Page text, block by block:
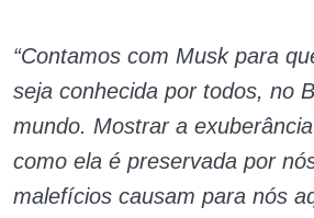
“Contamos com Musk para
seja conhecida por todos, no
mundo. Mostrar a
como ela é preservada por
malefícios causam para nós